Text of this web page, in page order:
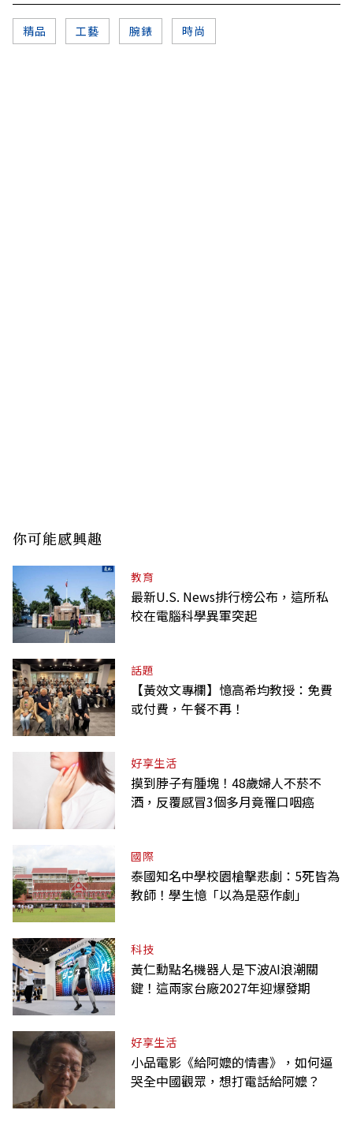
精品 工藝 腕錶 時尚
你可能感興趣
教育
最新U.S. News排行榜公布，這所私
校在電腦科學異軍突起
話題
【黃效文專欄】憶高希均教授：免費
或付費，午餐不再！
好享生活
摸到脖子有腫塊！48歲婦人不菸不
酒，反覆感冒3個多月竟罹口咽癌
國際
泰國知名中學校園槍擊悲劇：5死皆為
教師！學生憶「以為是惡作劇」
科技
黃仁勳點名機器人是下波AI浪潮關
鍵！這兩家台廠2027年迎爆發期
好享生活
小品電影《給阿嬤的情書》，如何逼
哭全中國觀眾，想打電話給阿嬤？